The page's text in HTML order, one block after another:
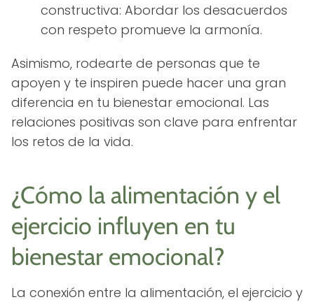
constructiva: Abordar los desacuerdos
con respeto promueve la armonía.
Asimismo, rodearte de personas que te
apoyen y te inspiren puede hacer una gran
diferencia en tu bienestar emocional. Las
relaciones positivas son clave para enfrentar
los retos de la vida.
¿Cómo la alimentación y el
ejercicio influyen en tu
bienestar emocional?
La conexión entre la alimentación, el ejercicio y